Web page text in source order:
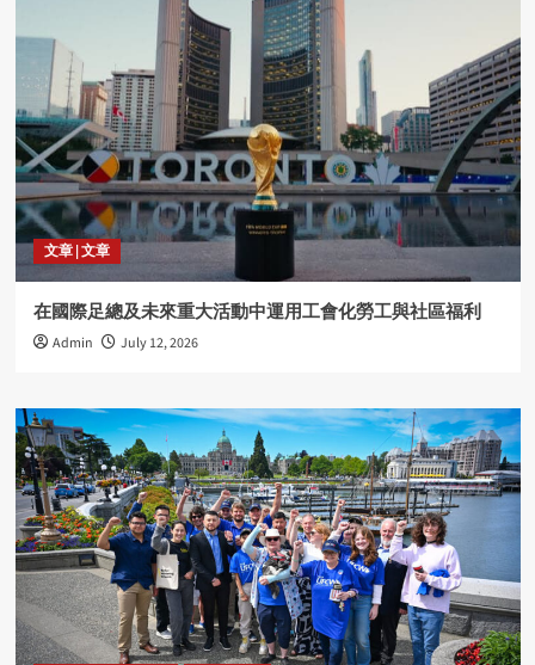
文章 | 文章
在國際足總及未來重大活動中運用工會化勞工與社區福利
Admin July 12, 2026